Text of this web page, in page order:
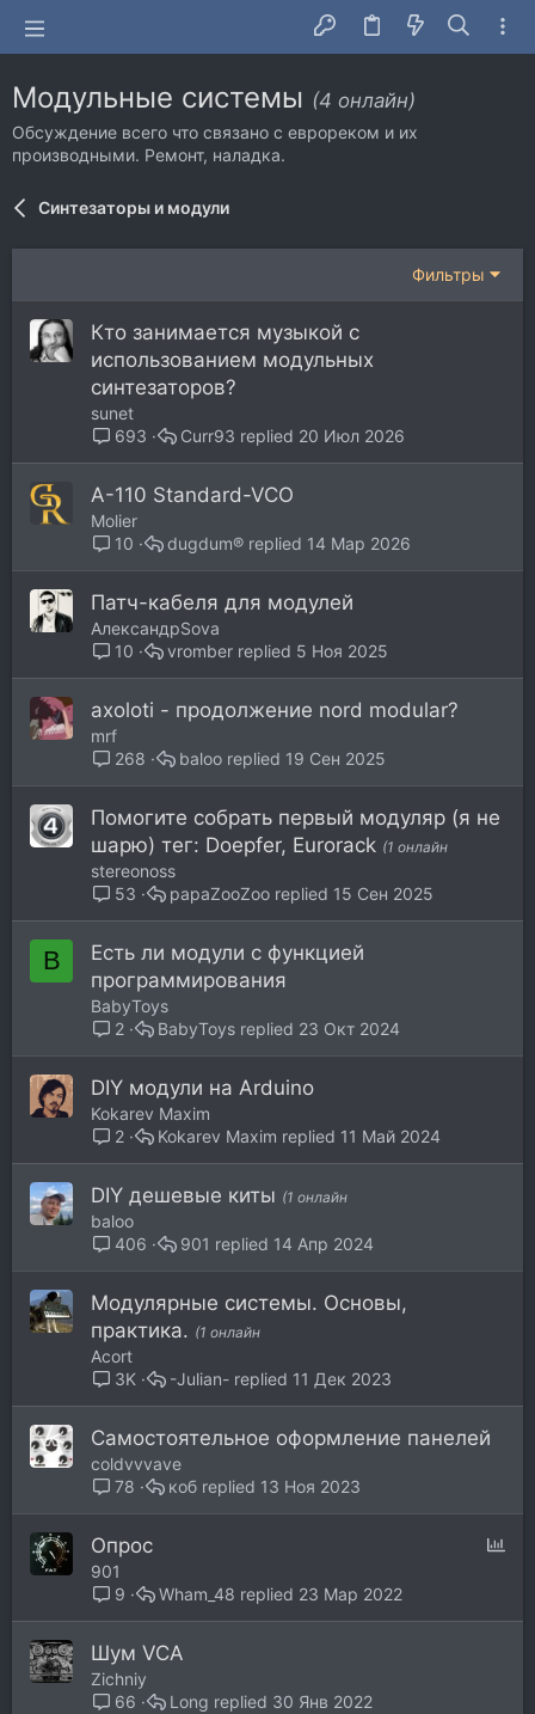
Модульные системы (4 онлайн)
Обсуждение всего что связано с еврореком и их
производными. Ремонт, наладка.
Синтезаторы и модули
Фильтры
Кто занимается музыкой с
использованием модульных
синтезаторов?
sunet
693
20 Июл 2026
Curr93
A-110 Standard-VCO
Molier
10
14 Мар 2026
dugdum®
Патч-кабеля для модулей
АлександрSova
10
5 Ноя 2025
vromber
axoloti - продолжение nord modular?
mrf
268
19 Сен 2025
baloo
Помогите собрать первый модуляр (я не
шарю) тег: Doepfer, Eurorack (1 онлайн
stereonoss
53
15 Сен 2025
papaZooZoo
B
Есть ли модули с функцией
программирования
BabyToys
2
23 Окт 2024
BabyToys
DIY модули на Arduino
Kokarev Maxim
2
11 Май 2024
Kokarev Maxim
DIY дешевые киты (1 онлайн
baloo
406
14 Апр 2024
901
Модулярные системы. Основы,
практика. (1 онлайн
Acort
3K
11 Дек 2023
-Julian-
Самостоятельное оформление панелей
coldvvvave
78
13 Ноя 2023
коб
О
о
Опрос
901
9
23 Мар 2022
Wham_48
Шум VCA
Zichniy
66
30 Янв 2022
Long